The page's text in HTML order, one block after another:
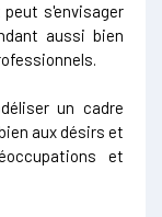
s'envisager
aussi bien
un cadre
aux désirs et
et